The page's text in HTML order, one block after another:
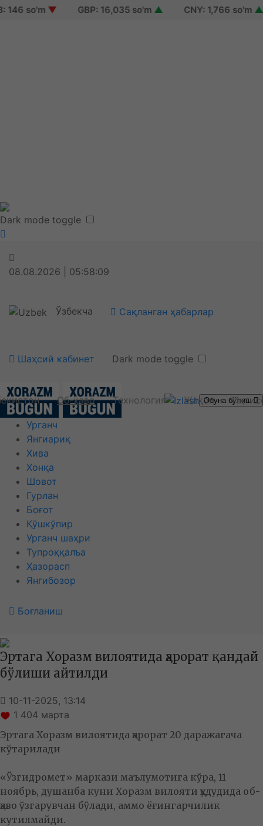
so'm▼ GBP: 16,035 so'm▲ CNY: 1,766 so'm▲
Dark mode toggle
08.08.2026 | 05:58:09
Ўзбекча Сақланган ҳабарлар
Шаҳсий кабинет Dark mode toggle
Об-ҳаво Технология ЖаҳонОбуна бўлиш
Урганч
Янгиариқ
Хива
Хонқа
Шовот
Гурлан
Боғот
Қўшкўпир
Урганч шаҳри
Тупроққалъа
Ҳазорасп
Янгибозор
Боғланиш
Эртага Хоразм вилоятида ҳарорат қандай
бўлиши айтилди
10-11-2025, 13:14
1 404 марта
Эртага Хоразм вилоятида ҳарорат 20 даражагача
кўтарилади
«Ўзгидромет» маркази маълумотига кўра, 11
ноябрь, душанба куни Хоразм вилояти ҳудудида об-
ҳаво ўзгарувчан бўлади, аммо ёғингарчилик
кутилмайди.